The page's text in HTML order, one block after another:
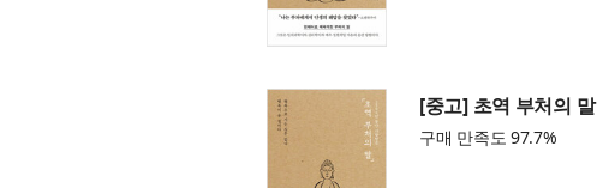
[중고] 초역 부처의 말
구매 만족도 97.7%